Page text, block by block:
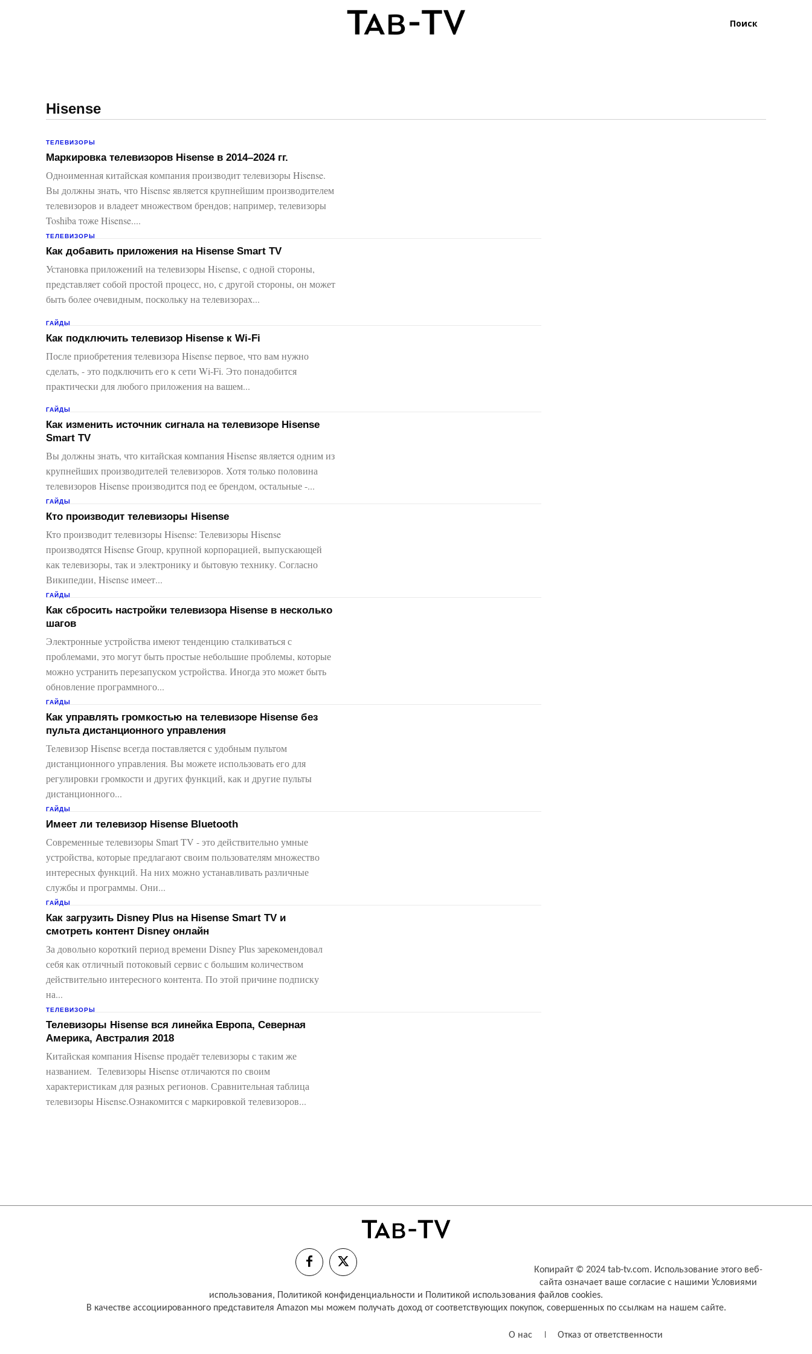
Поиск
Hisense
ТЕЛЕВИЗОРЫ
Маркировка телевизоров Hisense в 2014–2024 гг.
Одноименная китайская компания производит телевизоры Hisense.
Вы должны знать, что Hisense является крупнейшим производителем
телевизоров и владеет множеством брендов; например, телевизоры
Toshiba тоже Hisense....
ТЕЛЕВИЗОРЫ
Как добавить приложения на Hisense Smart TV
Установка приложений на телевизоры Hisense, с одной стороны,
представляет собой простой процесс, но, с другой стороны, он может
быть более очевидным, поскольку на телевизорах...
ГАЙДЫ
Как подключить телевизор Hisense к Wi-Fi
После приобретения телевизора Hisense первое, что вам нужно
сделать, - это подключить его к сети Wi-Fi. Это понадобится
практически для любого приложения на вашем...
ГАЙДЫ
Как изменить источник сигнала на телевизоре Hisense
Smart TV
Вы должны знать, что китайская компания Hisense является одним из
крупнейших производителей телевизоров. Хотя только половина
телевизоров Hisense производится под ее брендом, остальные -...
ГАЙДЫ
Кто производит телевизоры Hisense
Кто производит телевизоры Hisense: Телевизоры Hisense
производятся Hisense Group, крупной корпорацией, выпускающей
как телевизоры, так и электронику и бытовую технику. Согласно
Википедии, Hisense имеет...
ГАЙДЫ
Как сбросить настройки телевизора Hisense в несколько
шагов
Электронные устройства имеют тенденцию сталкиваться с
проблемами, это могут быть простые небольшие проблемы, которые
можно устранить перезапуском устройства. Иногда это может быть
обновление программного...
ГАЙДЫ
Как управлять громкостью на телевизоре Hisense без
пульта дистанционного управления
Телевизор Hisense всегда поставляется с удобным пультом
дистанционного управления. Вы можете использовать его для
регулировки громкости и других функций, как и другие пульты
дистанционного...
ГАЙДЫ
Имеет ли телевизор Hisense Bluetooth
Современные телевизоры Smart TV - это действительно умные
устройства, которые предлагают своим пользователям множество
интересных функций. На них можно устанавливать различные
службы и программы. Они...
ГАЙДЫ
Как загрузить Disney Plus на Hisense Smart TV и
смотреть контент Disney онлайн
За довольно короткий период времени Disney Plus зарекомендовал
себя как отличный потоковый сервис с большим количеством
действительно интересного контента. По этой причине подписку
на...
ТЕЛЕВИЗОРЫ
Телевизоры Hisense вся линейка Европа, Северная
Америка, Австралия 2018
Китайская компания Hisense продаёт телевизоры с таким же
названием. Телевизоры Hisense отличаются по своим
характеристикам для разных регионов. Сравнительная таблица
телевизоры Hisense.Ознакомится с маркировкой телевизоров...
Копирайт © 2024 tab-tv.com. Использование этого веб-
сайта означает ваше согласие с нашимиУсловиями
использования, Политикой конфиденциальности и Политикой использования файлов cookies.
В качестве ассоциированного представителя Amazon мы можем получать доход от соответствующих покупок, совершенных по ссылкам на нашем сайте.
О нас Отказ от ответственности